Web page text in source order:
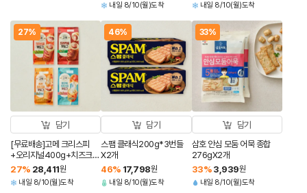
내일 8/10(월)도착 내일 8/10(월)도착
27%
담기
[무료배송]고메 크리스피
+오리지널400g+치즈크리
스피+통모짜핫도그340g
(총 4개)
27% 28,411원
내일 8/10(월)도착
46%
담기
스팸 클래식200g*3번들
X2개
46% 17,798원
내일 8/10(월)도착
33%
담기
삼호 안심 모둠 어묵 종합
276gX2개
33% 3,939원
내일 8/10(월)도착